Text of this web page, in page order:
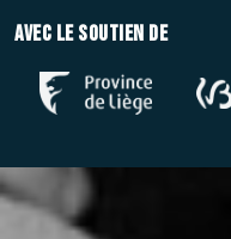
Avec le soutien de